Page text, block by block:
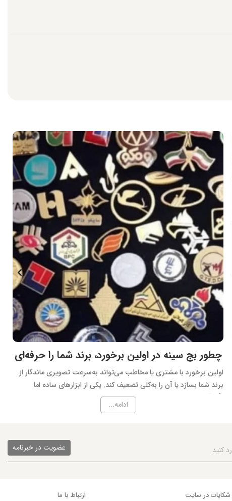
چطور بج سینه در اولین برخورد، برند شما را حرفه‌ای
نشان می‌دهد؟
اولین برخورد با مشتری یا مخاطب می‌تواند به‌سرعت تصویری ماندگار از
برند شما بسازد یا آن را به‌کلی تضعیف کند. یکی از ابزارهای ساده اما
تأثیرگذار در برخورد اولیه، بج سینه است. بج سینه در ایجاد تصویری
حرفه‌ای و هماهنگ از برند، نقشی کلیدی دارد.
ادامه...
عضویت در خبرنامه
در سایت ارتباط با ما